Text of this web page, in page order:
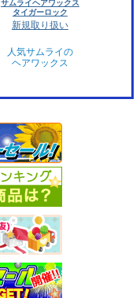
サムライヘアワックス
タイガーロック
新規取り扱い
人気サムライの
ヘアワックス